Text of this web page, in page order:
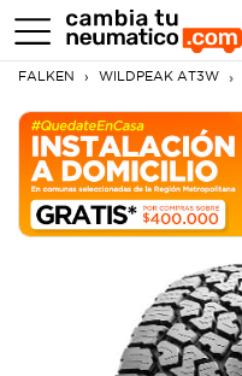
FALKEN WILDPEAK AT3W